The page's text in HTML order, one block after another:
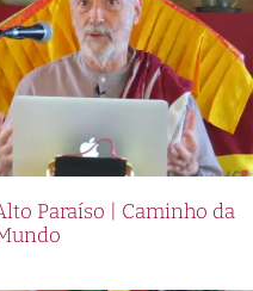
Paraíso | Caminho da